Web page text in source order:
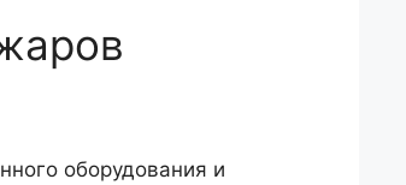
оборудования и